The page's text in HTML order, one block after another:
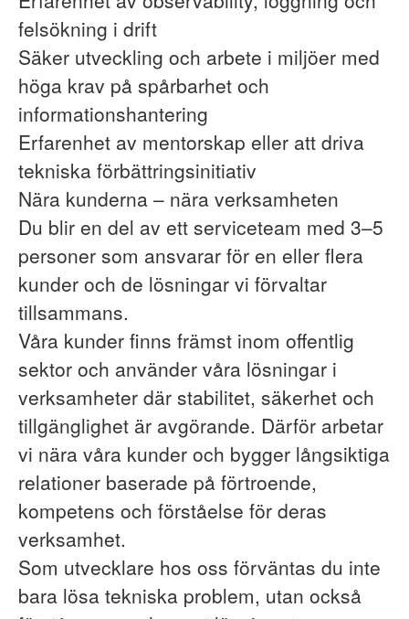
felsökning i drift
Säker utveckling och arbete i miljöer med
höga krav på spårbarhet och
informationshantering
Erfarenhet av mentorskap eller att driva
tekniska förbättringsinitiativ
Nära kunderna – nära verksamheten
Du blir en del av ett serviceteam med 3–5
personer som ansvarar för en eller flera
kunder och de lösningar vi förvaltar
tillsammans.
Våra kunder finns främst inom offentlig
sektor och använder våra lösningar i
verksamheter där stabilitet, säkerhet och
tillgänglighet är avgörande. Därför arbetar
vi nära våra kunder och bygger långsiktiga
relationer baserade på förtroende,
kompetens och förståelse för deras
verksamhet.
Som utvecklare hos oss förväntas du inte
bara lösa tekniska problem, utan också